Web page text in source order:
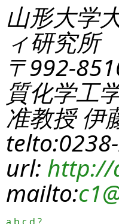
山形大学
ィ研究所
〒992-
質化学工
准教授 伊
url: http://
mailto:c1